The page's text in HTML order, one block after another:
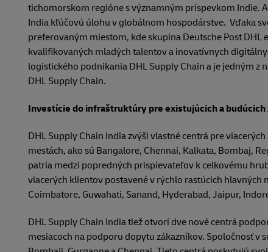
tichomorskom regióne s významným príspevkom Indie.
India kľúčovú úlohu v globálnom hospodárstve. Vďaka
preferovaným miestom, kde skupina Deutsche Post DHL
kvalifikovaných mladých talentov a inovatívnych
logistického podnikania DHL Supply Chain a je jedným
DHL Supply Chain.
Investície do infraštruktúry pre existujúcich a budúcich
DHL Supply Chain India zvýši vlastné centrá pre
mestách, ako sú Bangalore, Chennai, Kalkata, Bombaj,
patria medzi popredných prispievateľov k celkovému
viacerých klientov postavené v rýchlo rastúcich hlavných
Coimbatore, Guwahati, Sanand, Hyderabad, Jaipur,
DHL Supply Chain India tiež otvorí dve nové centrá
mesiacoch na podporu dopytu zákazníkov. Spoločnosť